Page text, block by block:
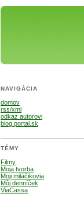
NAVIGÁCIA
domov
rss/xml
odkaz autorovi
blog.portal.sk
TÉMY
Filmy
Moja tvorba
Moji miláčikovia
Môj denníček
ViaCassa